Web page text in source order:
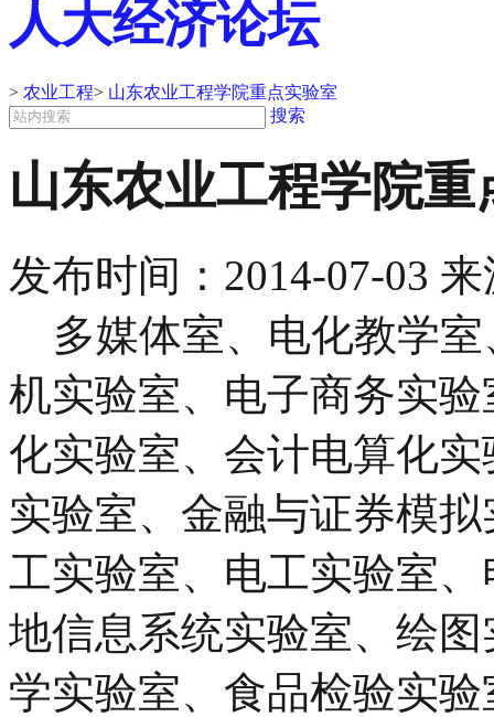
人大经济论坛
> 农业工程> 山东农业工程学院重点实验室
搜索
山东农业工程学院重
发布时间： 2014-07-03 来
多媒体室、电化教学室
机实验室、电子商务实
化实验室、会计电算化
实验室、金融与证券模
工实验室、电工实验室
地信息系统实验室、绘
学实验室、食品检验实